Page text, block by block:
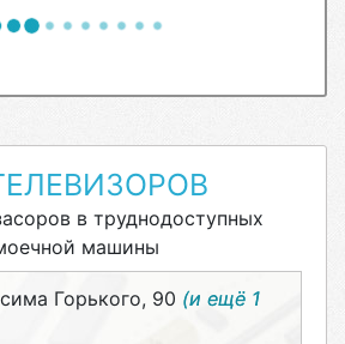
в труднодоступных
машины
Горького, 90 (и ещё 1